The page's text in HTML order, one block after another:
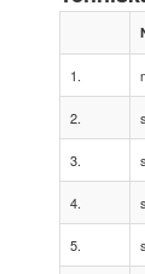
1.
2.
3.
4.
5.